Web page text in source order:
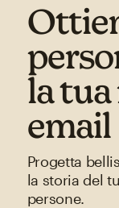
la
email
Progetta
la storia del
persone.